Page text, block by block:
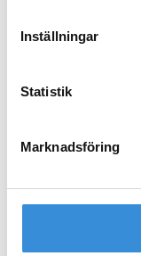
Inställningar
Statistik
Marknadsföring